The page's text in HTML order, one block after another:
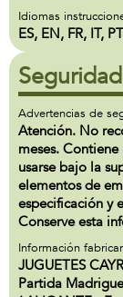
Idiomas
ES, EN, FR, IT,
Advertencias de
Atención. No
meses.
usarse bajo la
elementos de
especificación y
Conserve esta
Información
JUGUETES
Partida